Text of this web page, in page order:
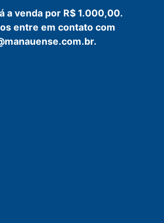
a venda por R$ 1.000,00.
entre em contato com